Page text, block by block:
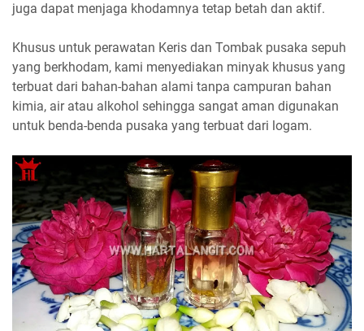
juga dapat menjaga khodamnya tetap betah dan aktif.
Khusus untuk perawatan Keris dan Tombak pusaka sepuh
yang berkhodam, kami menyediakan minyak khusus yang
terbuat dari bahan-bahan alami tanpa campuran bahan
kimia, air atau alkohol sehingga sangat aman digunakan
untuk benda-benda pusaka yang terbuat dari logam.